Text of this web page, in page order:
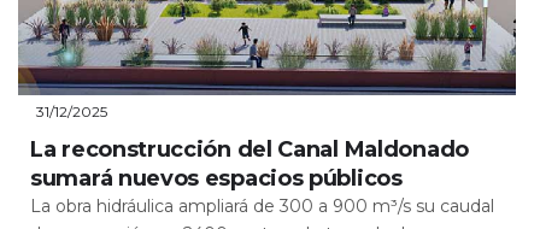
31/12/2025
La reconstrucción del Canal Maldonado
sumará nuevos espacios públicos
La obra hidráulica ampliará de 300 a 900 m³/s su caudal